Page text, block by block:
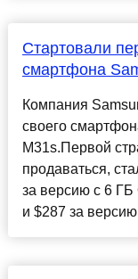
Стартовали
смартфона
Компания
своего
M31s.Первой
продаваться,
за версию с 6
и $287 за